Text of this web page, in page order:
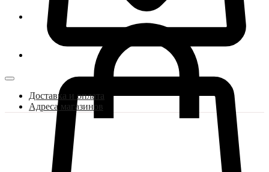
Доставка и оплата
Адреса магазинов